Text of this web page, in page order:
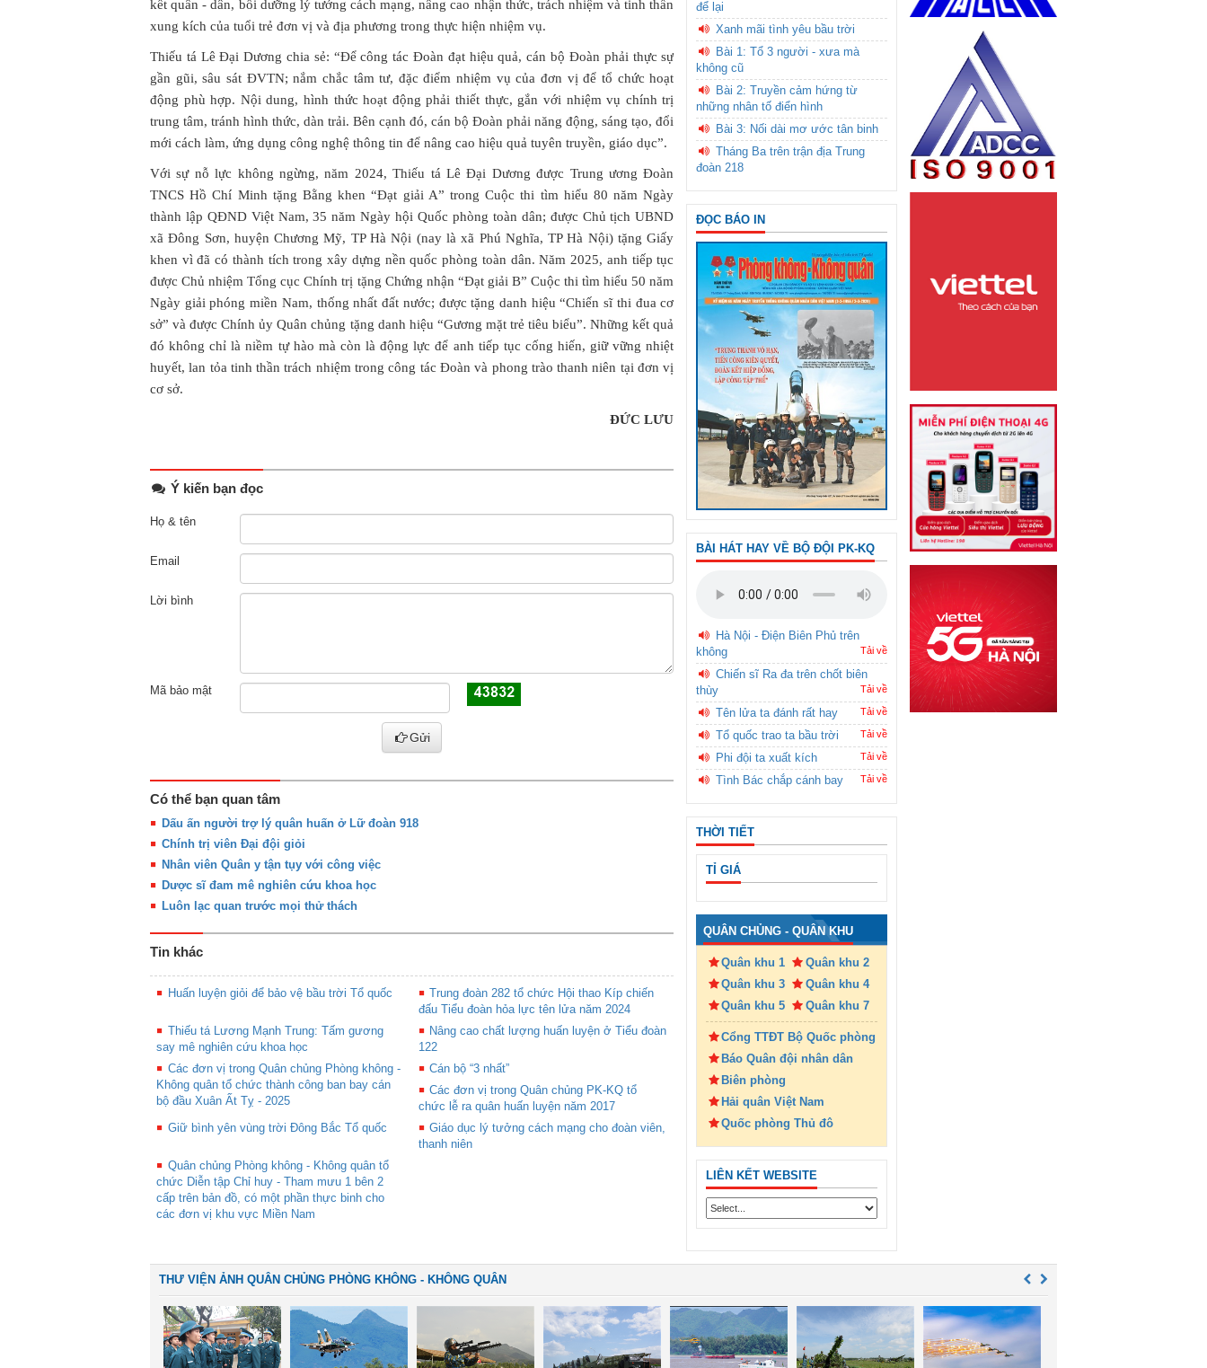
kết quân - dân, bồi dưỡng lý tưởng cách mạng, nâng cao nhận thức, trách nhiệm và tinh thần
xung kích của tuổi trẻ đơn vị và địa phương trong thực hiện nhiệm vụ.
Thiếu tá Lê Đại Dương chia sẻ: “Để công tác Đoàn đạt hiệu quả, cán bộ Đoàn phải thực sự
gần gũi, sâu sát ĐVTN; nắm chắc tâm tư, đặc điểm nhiệm vụ của đơn vị để tổ chức hoạt
động phù hợp. Nội dung, hình thức hoạt động phải thiết thực, gắn với nhiệm vụ chính trị
trung tâm, tránh hình thức, dàn trải. Bên cạnh đó, cán bộ Đoàn phải năng động, sáng tạo, đổi
mới cách làm, ứng dụng công nghệ thông tin để nâng cao hiệu quả tuyên truyền, giáo dục”.
Với sự nỗ lực không ngừng, năm 2024, Thiếu tá Lê Đại Dương được Trung ương Đoàn
TNCS Hồ Chí Minh tặng Bằng khen “Đạt giải A” trong Cuộc thi tìm hiểu 80 năm Ngày
thành lập QĐND Việt Nam, 35 năm Ngày hội Quốc phòng toàn dân; được Chủ tịch UBND
xã Đông Sơn, huyện Chương Mỹ, TP Hà Nội (nay là xã Phú Nghĩa, TP Hà Nội) tặng Giấy
khen vì đã có thành tích trong xây dựng nền quốc phòng toàn dân. Năm 2025, anh tiếp tục
được Chủ nhiệm Tổng cục Chính trị tặng Chứng nhận “Đạt giải B” Cuộc thi tìm hiểu 50 năm
Ngày giải phóng miền Nam, thống nhất đất nước; được tặng danh hiệu “Chiến sĩ thi đua cơ
sở” và được Chính ủy Quân chủng tặng danh hiệu “Gương mặt trẻ tiêu biểu”. Những kết quả
đó không chỉ là niềm tự hào mà còn là động lực để anh tiếp tục cống hiến, giữ vững nhiệt
huyết, lan tỏa tinh thần trách nhiệm trong công tác Đoàn và phong trào thanh niên tại đơn vị
cơ sở.
ĐỨC LƯU
Ý kiến bạn đọc
Họ & tên
Email
Lời bình
Mã bảo mật
Gửi
Có thể bạn quan tâm
Dấu ấn người trợ lý quân huấn ở Lữ đoàn 918
Chính trị viên Đại đội giỏi
Nhân viên Quân y tận tụy với công việc
Dược sĩ đam mê nghiên cứu khoa học
Luôn lạc quan trước mọi thử thách
Tin khác
Huấn luyện giỏi để bảo vệ bầu trời Tổ quốc
Trung đoàn 282 tổ chức Hội thao Kíp chiến
đấu Tiểu đoàn hỏa lực tên lửa năm 2024
Thiếu tá Lương Mạnh Trung: Tấm gương
say mê nghiên cứu khoa học
Nâng cao chất lượng huấn luyện ở Tiểu đoàn
122
Các đơn vị trong Quân chủng Phòng không -
Không quân tổ chức thành công ban bay cán
bộ đầu Xuân Ất Tỵ - 2025
Cán bộ “3 nhất”
Các đơn vị trong Quân chủng PK-KQ tổ
chức lễ ra quân huấn luyện năm 2017
Giữ bình yên vùng trời Đông Bắc Tổ quốc
Giáo dục lý tưởng cách mạng cho đoàn viên,
thanh niên
Quân chủng Phòng không - Không quân tổ
chức Diễn tập Chỉ huy - Tham mưu 1 bên 2
cấp trên bản đồ, có một phần thực binh cho
các đơn vị khu vực Miền Nam
để lại
Xanh mãi tình yêu bầu trời
Bài 1: Tổ 3 người - xưa mà
không cũ
Bài 2: Truyền cảm hứng từ
những nhân tố điển hình
Bài 3: Nối dài mơ ước tân binh
Tháng Ba trên trận địa Trung
đoàn 218
ĐỌC BÁO IN
BÀI HÁT HAY VỀ BỘ ĐỘI PK-KQ
Hà Nội - Điện Biên Phủ trên
không
Tải về
Chiến sĩ Ra đa trên chốt biên
thùy
Tải về
Tên lửa ta đánh rất hay Tải về
Tổ quốc trao ta bầu trời Tải về
Phi đội ta xuất kích Tải về
Tình Bác chắp cánh bay Tải về
THỜI TIẾT
TỈ GIÁ
QUÂN CHỦNG - QUÂN KHU
Quân khu 1
Quân khu 2
Quân khu 3
Quân khu 4
Quân khu 5
Quân khu 7
Cổng TTĐT Bộ Quốc phòng
Báo Quân đội nhân dân
Biên phòng
Hải quân Việt Nam
Quốc phòng Thủ đô
LIÊN KẾT WEBSITE
THƯ VIỆN ẢNH QUÂN CHỦNG PHÒNG KHÔNG - KHÔNG QUÂN